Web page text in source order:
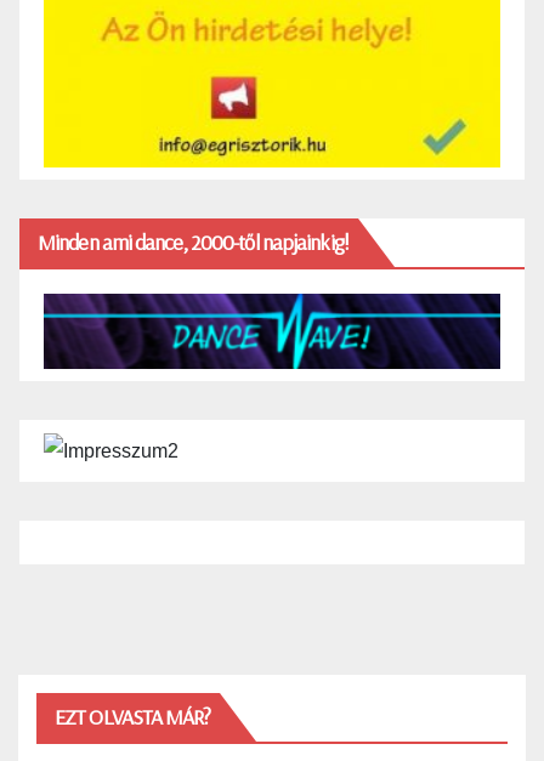
Minden ami dance, 2000-től napjainkig!
EZT OLVASTA MÁR?